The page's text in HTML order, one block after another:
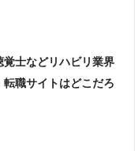
覚士などリハビリ業界
職サイトはどこだろ